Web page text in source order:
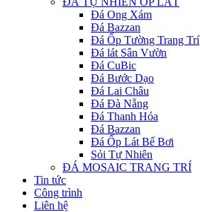
Đá Ong Xám
Đá Bazzan
Đá Ốp Tường Trang Trí
Đá lát Sân Vườn
Đá CuBic
Đá Bước Dạo
Đá Lai Châu
Đá Đà Nẵng
Đá Thanh Hóa
Đá Bazzan
Đá Ốp Lát Bể Bơi
Sỏi Tự Nhiên
ĐÁ MOSAIC TRANG TRÍ
Tin tức
Công trình
Liên hệ